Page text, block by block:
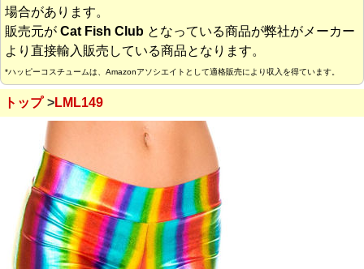
場合があります。
販売元が Cat Fish Club となっている商品が弊社がメーカー
より直接輸入販売している商品となります。
*ハッピーコスチュームは、Amazonアソシエイトとして適格販売により収入を得ています。
トップ LML149